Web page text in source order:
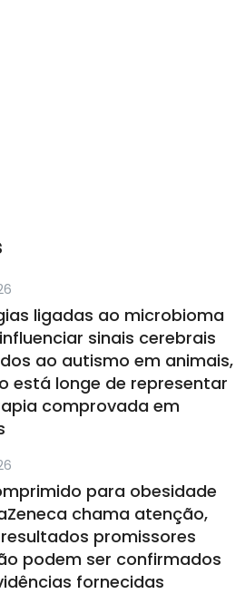
ligadas ao microbioma
sinais cerebrais
ao autismo em animais,
está longe de representar
comprovada em
para obesidade
chama atenção,
promissores
podem ser confirmados
fornecidas